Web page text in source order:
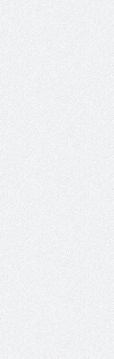
الله ) … عاشق
نجران
اليمني يؤكد أن